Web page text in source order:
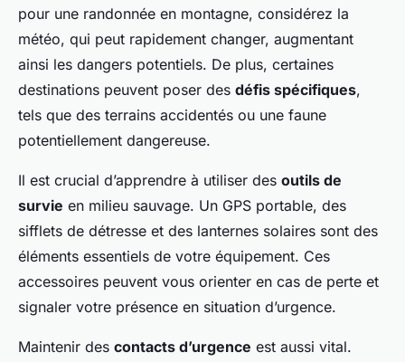
pour une randonnée en montagne, considérez la
météo, qui peut rapidement changer, augmentant
ainsi les dangers potentiels. De plus, certaines
destinations peuvent poser des défis spécifiques,
tels que des terrains accidentés ou une faune
potentiellement dangereuse.
Il est crucial d’apprendre à utiliser des outils de
survie en milieu sauvage. Un GPS portable, des
sifflets de détresse et des lanternes solaires sont des
éléments essentiels de votre équipement. Ces
accessoires peuvent vous orienter en cas de perte et
signaler votre présence en situation d’urgence.
Maintenir des contacts d’urgence est aussi vital.